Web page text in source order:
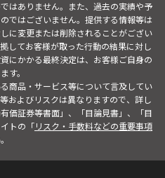
はありません。また、過去の実績や予
ではございません。提供する情報等は
に変更または削除されることがござい
してお客様が取った行動の結果に対し
にかかる最終決定は、お客様ご自身の
す。
商品・サービス等について言及してい
およびリスクは異なりますので、詳し
価証券等書面」、「目論見書」、「目
トの「リスク・手数料などの重要事項